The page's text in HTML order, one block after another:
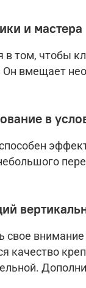
и мастера
том, чтобы
вмещает
в